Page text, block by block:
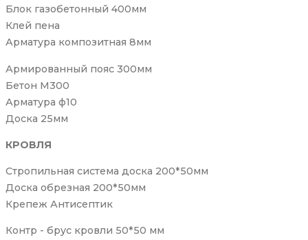
Блок газобетонный 400мм
Клей пена
Арматура композитная 8мм
Армированный пояс 300мм
Бетон М300
Арматура ф10
Доска 25мм
КРОВЛЯ
Стропильная система доска 200*50мм
Доска обрезная 200*50мм
Крепеж Антисептик
Контр - брус кровли 50*50 мм